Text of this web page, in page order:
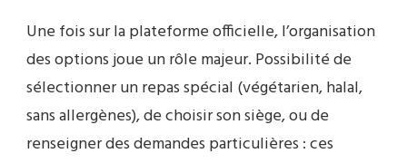
Une fois sur la plateforme officielle, l’organisation
des options joue un rôle majeur. Possibilité de
sélectionner un repas spécial (végétarien, halal,
sans allergènes), de choisir son siège, ou de
renseigner des demandes particulières : ces